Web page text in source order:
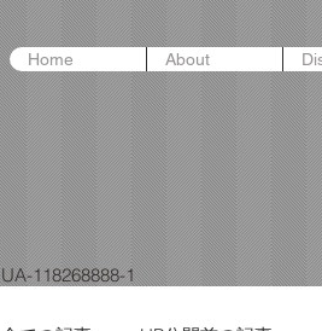
Home About
UA-118268888-1